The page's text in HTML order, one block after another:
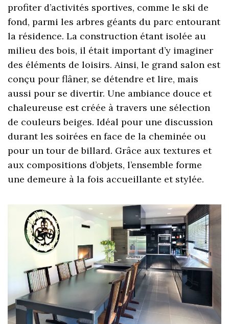
profiter d’activités sportives, comme le ski de
fond, parmi les arbres géants du parc entourant
la résidence. La construction étant isolée au
milieu des bois, il était important d’y imaginer
des éléments de loisirs. Ainsi, le grand salon est
conçu pour flâner, se détendre et lire, mais
aussi pour se divertir. Une ambiance douce et
chaleureuse est créée à travers une sélection
de couleurs beiges. Idéal pour une discussion
durant les soirées en face de la cheminée ou
pour un tour de billard. Grâce aux textures et
aux compositions d’objets, l’ensemble forme
une demeure à la fois accueillante et stylée.